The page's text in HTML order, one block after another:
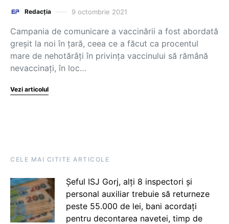
Redacția 9 octombrie 2021
Campania de comunicare a vaccinării a fost abordată
greșit la noi în țară, ceea ce a făcut ca procentul
mare de nehotărâți în privința vaccinului să rămână
nevaccinați, în loc…
Vezi articolul
CELE MAI CITITE ARTICOLE
Șeful ISJ Gorj, alți 8 inspectori și
personal auxiliar trebuie să returneze
peste 55.000 de lei, bani acordați
pentru decontarea navetei, timp de